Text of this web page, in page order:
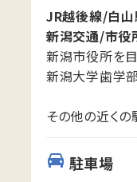
JR越後線/白
新潟交通/市役
新潟市役所を目
新潟大学歯学
その他の近くの
駐車場